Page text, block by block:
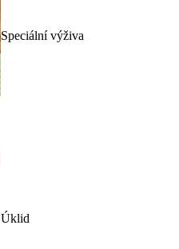
Speciální výživa
Úklid